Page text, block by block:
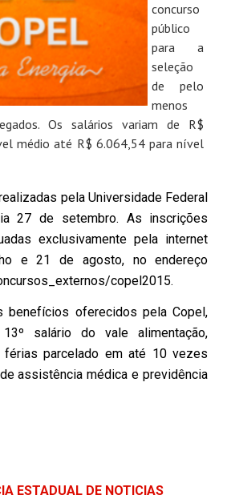
concurso
público
para a
seleção
de pelo
menos
Os salários variam de R$
médio até R$ 6.064,54 para nível
pela Universidade Federal
27 de setembro. As inscrições
exclusivamente pela internet
e 21 de agosto, no endereço
copel2015.
benefícios oferecidos pela Copel,
salário do vale alimentação,
férias parcelado em até 10 vezes
assistência médica e previdência
ESTADUAL DE NOTICIAS